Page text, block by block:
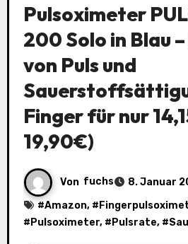
Pulsoximeter
200 Solo in Blau
von Puls und
Finger für nur
19,90€)
Von fuchs
8. Januar
#Amazon, #
# Pulsoximeter, # Pulsrate, #